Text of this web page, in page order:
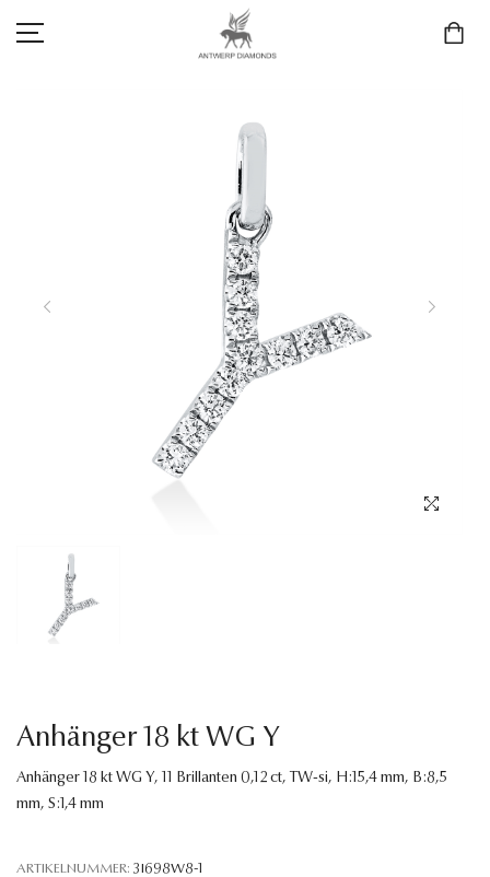
ANTWERP DIAMONDS LUXURY COLLECTION
3D TRAURINGKONFIGURATION
Anhänger 18 kt WG Y
Anhänger 18 kt WG Y, 11 Brillanten 0,12 ct, TW-si, H:15,4 mm, B:8,5
mm, S:1,4 mm
ARTIKELNUMMER: 3I698W8-1